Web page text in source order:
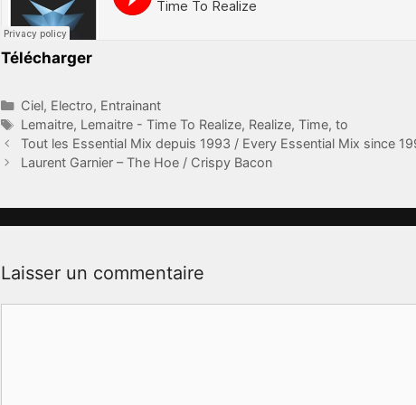
Télécharger
Catégories
Ciel, Electro, Entrainant
Étiquettes
Lemaitre, Lemaitre - Time To Realize, Realize, Time, to
Tout les Essential Mix depuis 1993 / Every Essential Mix since
Laurent Garnier – The Hoe / Crispy Bacon
Laisser un commentaire